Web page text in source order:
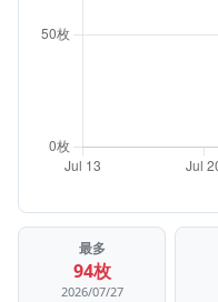
最多
94枚
2026/07/27